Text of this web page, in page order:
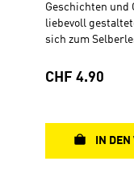
Geschichten und
liebevoll
sich zum
für Ihre Nachbarn
10,5 x 21 cm
Regulärer
CHF 4.90
IN